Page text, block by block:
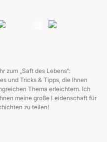
zum „Saft des Lebens“:
und Tricks & Tipps, die Ihnen
Thema erleichtern. Ich
meine große Leidenschaft für
zu teilen!